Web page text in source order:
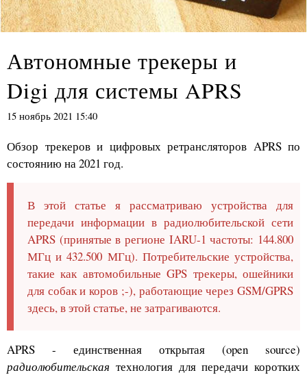
Автономные трекеры и
Digi для системы APRS
15 ноябрь 2021 15:40
Обзор трекеров и цифровых ретрансляторов APRS по
состоянию на 2021 год.
В этой статье я рассматриваю устройства для
передачи информации в радиолюбительской сети
APRS (принятые в регионе IARU-1 частоты: 144.800
МГц и 432.500 МГц). Потребительские устройства,
такие как автомобильные GPS трекеры, ошейники
для собак и коров ;-), работающие через GSM/GPRS
здесь, в этой статье, не затрагиваются.
APRS - единственная открытая (open source)
радиолюбительская технология для передачи коротких